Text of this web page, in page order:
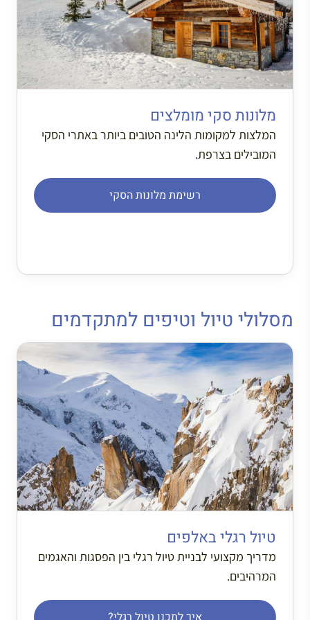
מלונות סקי מומלצים
המלצות למקומות הלינה הטובים ביותר באתרי הסקי
המובילים בצרפת.
רשימת מלונות הסקי
מסלולי טיול וטיפים למתקדמים
טיול רגלי באלפים
מדריך מקצועי לבניית טיול רגלי בין הפסגות והאגמים
המרהיבים.